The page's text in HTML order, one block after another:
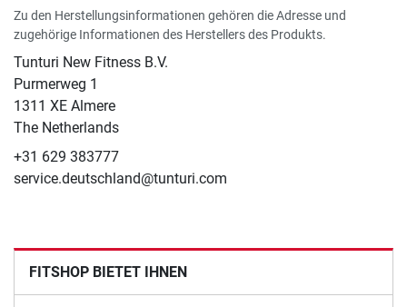
Zu den Herstellungsinformationen gehören die Adresse und
zugehörige Informationen des Herstellers des Produkts.
Tunturi New Fitness B.V.
​Purmerweg 1
1311 XE Almere
The Netherlands
+31 629 383777
service.deutschland@tunturi.com
FITSHOP BIETET IHNEN